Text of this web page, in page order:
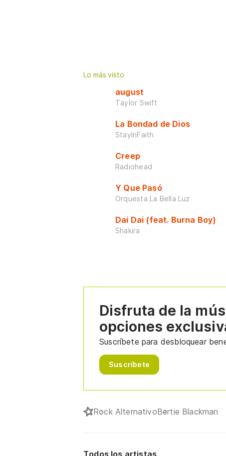
Lo más visto
august
Taylor Swift
La Bondad de Dios
StayInFaith
Creep
Radiohead
Y Que Pasó
Orquesta La Bella Luz
Dai Dai (feat. Burna Boy)
Shakira
Disfruta de la
opciones
Suscríbete para desbloquear
Suscríbete
Rock AlternativoBertie Blackman
Todos los artistas